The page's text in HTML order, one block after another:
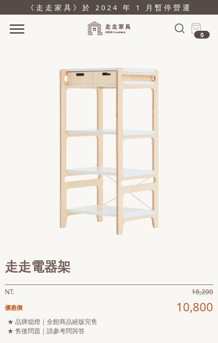
《走走家具》於 2024 年 1 月暫停營運
0
走走電器架
NT. 18,200
優惠價 10,800
★ 品牌熄燈｜全館商品絕版完售
★ 售後問題｜請參考問與答